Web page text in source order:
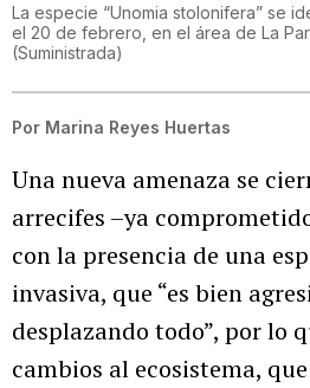
La especie “Unomia stolonifera” se
el 20 de febrero, en el área de La
(Suministrada)
Por Marina Reyes Huertas
Una nueva amenaza se
arrecifes –ya
con la presencia de una
invasiva, que “es bien
desplazando todo”, por lo
cambios al ecosistema,